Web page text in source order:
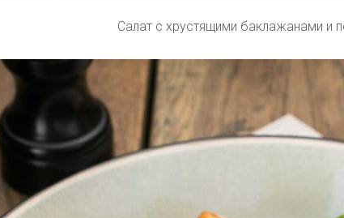
Салат с хрустящими баклажанами и